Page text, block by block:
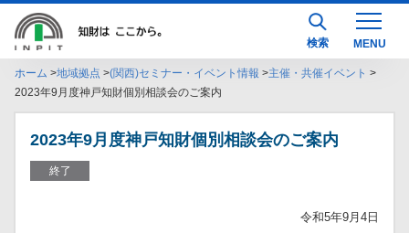
検索
ホーム 地域拠点 (関西)セミナー・イベント情報
主催・共催イベント
2023年9月度神戸知財個別相談会のご案内
2023年9月度神戸知財個別相談会のご案内
終了
令和5年9月4日